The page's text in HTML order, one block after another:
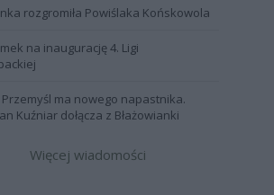
rozgromiła Powiślaka Końskowola
na inaugurację 4. Ligi
ma nowego napastnika.
Kuźniar dołącza z Błażowianki
Więcej wiadomości